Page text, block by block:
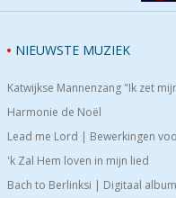
NIEUWSTE MUZIEK
Katwijkse Mannenzang "Ik zet
Harmonie de Noël
Lead me Lord | Bewerkingen
'k Zal Hem loven in mijn lied
Bach to Berlinksi | Digitaal album